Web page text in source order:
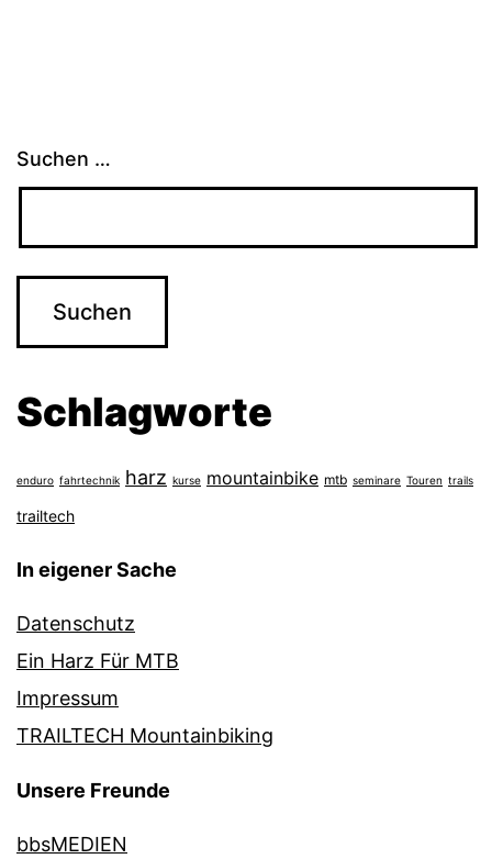
Suchen …
Schlagworte
enduro fahrtechnik harz kurse mountainbike mtb seminare Touren trails
trailtech
In eigener Sache
Datenschutz
Ein Harz Für MTB
Impressum
TRAILTECH Mountainbiking
Unsere Freunde
bbsMEDIEN